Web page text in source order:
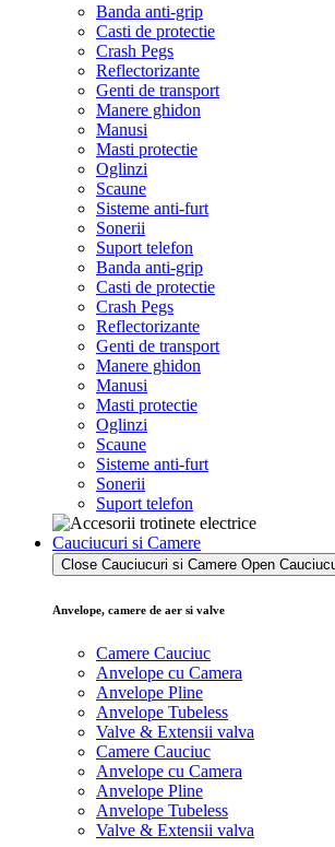
Banda anti-grip
Casti de protectie
Crash Pegs
Reflectorizante
Genti de transport
Manere ghidon
Manusi
Masti protectie
Oglinzi
Scaune
Sisteme anti-furt
Sonerii
Suport telefon
Banda anti-grip
Casti de protectie
Crash Pegs
Reflectorizante
Genti de transport
Manere ghidon
Manusi
Masti protectie
Oglinzi
Scaune
Sisteme anti-furt
Sonerii
Suport telefon
Cauciucuri si Camere
Close Cauciucuri si Camere Open
Anvelope, camere de aer si valve
Camere Cauciuc
Anvelope cu Camera
Anvelope Pline
Anvelope Tubeless
Valve & Extensii valva
Camere Cauciuc
Anvelope cu Camera
Anvelope Pline
Anvelope Tubeless
Valve & Extensii valva